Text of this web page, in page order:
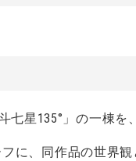
斗七星135°」の一棟
フに、同作品の世界